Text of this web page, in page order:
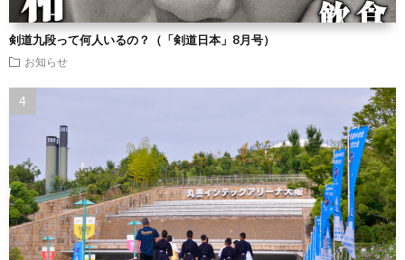
剣道九段って何人いるの？（「剣道日本」8月号）
お知らせ